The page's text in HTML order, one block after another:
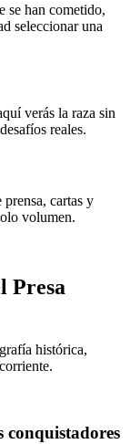
se han cometido,
seleccionar una
verás la raza sin
reales.
cartas y
volumen.
Presa
histórica,
conquistadores